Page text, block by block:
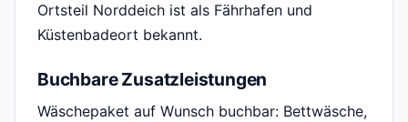
Ortsteil Norddeich ist als Fährhafen und
Küstenbadeort bekannt.
Buchbare Zusatzleistungen
Wäschepaket auf Wunsch buchbar: Bettwäsche,